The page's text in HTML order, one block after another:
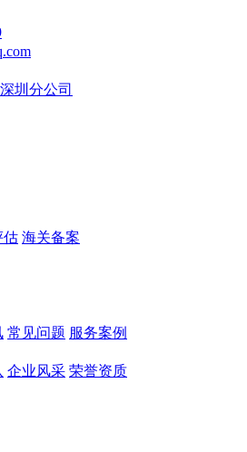
深圳分公司
估 海关备案
常见问题 服务案例
企业风采 荣誉资质